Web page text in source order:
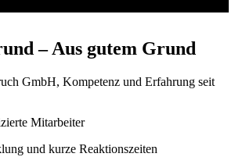
– Aus gutem Grund
GmbH, Kompetenz und Erfahrung seit
Mitarbeiter
und kurze Reaktionszeiten